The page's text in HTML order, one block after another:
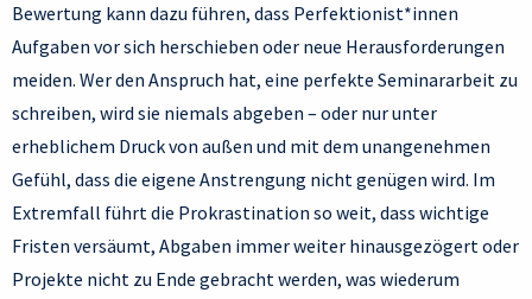
Bewertung kann dazu führen, dass Perfektionist*innen
Aufgaben vor sich herschieben oder neue Herausforderungen
meiden. Wer den Anspruch hat, eine perfekte Seminararbeit zu
schreiben, wird sie niemals abgeben – oder nur unter
erheblichem Druck von außen und mit dem unangenehmen
Gefühl, dass die eigene Anstrengung nicht genügen wird. Im
Extremfall führt die Prokrastination so weit, dass wichtige
Fristen versäumt, Abgaben immer weiter hinausgezögert oder
Projekte nicht zu Ende gebracht werden, was wiederum